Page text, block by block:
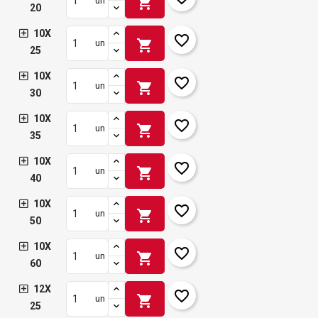
20
10X
25
un shopping_cart favorite_border
10X
30
un shopping_cart favorite_border
10X
35
un shopping_cart favorite_border
10X
40
un shopping_cart favorite_border
10X
50
un shopping_cart favorite_border
10X
60
un shopping_cart favorite_border
12X
25
un shopping_cart favorite_border